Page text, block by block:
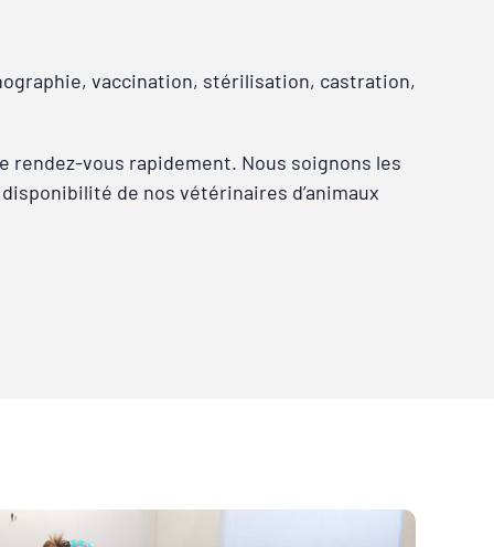
vaccination, stérilisation, castration,
rendez-vous rapidement. Nous soignons les
de nos vétérinaires d’animaux